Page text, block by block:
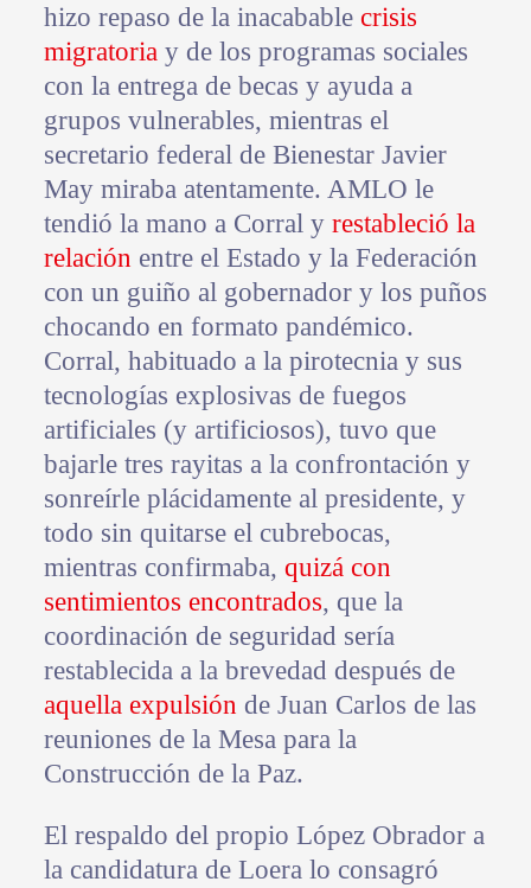
hizo repaso de la inacabable crisis
migratoriay de los programas sociales
con la entrega de becas y ayuda a
grupos vulnerables, mientras el
secretario federal de Bienestar Javier
May miraba atentamente. AMLO le
tendió la mano a Corral y restableció la
relación entre el Estado y la Federación
con un guiño al gobernador y los puños
chocando en formato pandémico.
Corral, habituado a la pirotecnia y sus
tecnologías explosivas de fuegos
artificiales (y artificiosos), tuvo que
bajarle tres rayitas a la confrontación y
sonreírle plácidamente al presidente, y
todo sin quitarse el cubrebocas,
mientras confirmaba, quizá con
sentimientos encontrados, que la
coordinación de seguridad sería
restablecida a la brevedad después de
aquella expulsión de Juan Carlos de las
reuniones de la Mesa para la
Construcción de la Paz.
El respaldo del propio López Obrador a
la candidatura de Loera lo consagró